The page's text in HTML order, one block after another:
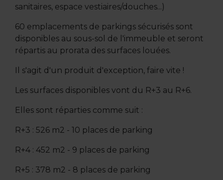
sanitaires, espace vestiaires/douches...)
60 emplacements de parkings sécurisés sont
disponibles au sous-sol de l'immeuble et seront
répartis au prorata des surfaces louées.
Il s'agit d'un produit d'exception, faire vite !
Les surfaces disponibles vont du R+3 au R+6.
Elles sont réparties comme suit :
R+3 : 526 m2 - 10 places de parking
R+4 : 452 m2 - 9 places de parking
R+5 : 378 m2 - 8 places de parking